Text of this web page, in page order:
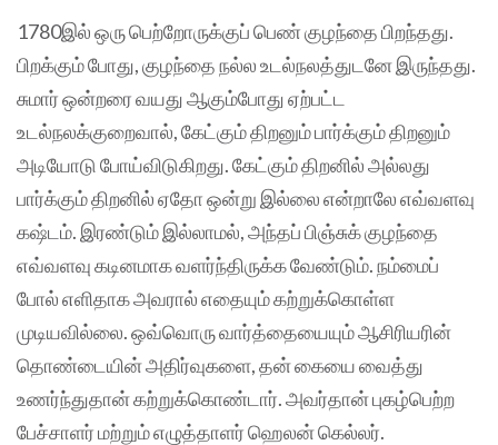
1780இல் ஒரு பெற்றோருக்குப் பெண் குழந்தை பிறந்தது.
பிறக்கும் போது, குழந்தை நல்ல உடல்நலத்துடனே இருந்தது.
சுமார் ஒன்றரை வயது ஆகும்போது ஏற்பட்ட
உடல்நலக்குறைவால், கேட்கும் திறனும் பார்க்கும் திறனும்
அடியோடு போய்விடுகிறது. கேட்கும் திறனில் அல்லது
பார்க்கும் திறனில் ஏதோ ஒன்று இல்லை என்றாலே எவ்வளவு
கஷ்டம். இரண்டும் இல்லாமல், அந்தப் பிஞ்சுக் குழந்தை
எவ்வளவு கடினமாக வளர்ந்திருக்க வேண்டும். நம்மைப்
போல் எளிதாக அவரால் எதையும் கற்றுக்கொள்ள
முடியவில்லை. ஒவ்வொரு வார்த்தையையும் ஆசிரியரின்
தொண்டையின் அதிர்வுகளை, தன் கையை வைத்து
உணர்ந்துதான் கற்றுக்கொண்டார். அவர்தான் புகழ்பெற்ற
பேச்சாளர் மற்றும் எழுத்தாளர் ஹெலன் கெல்லர்.